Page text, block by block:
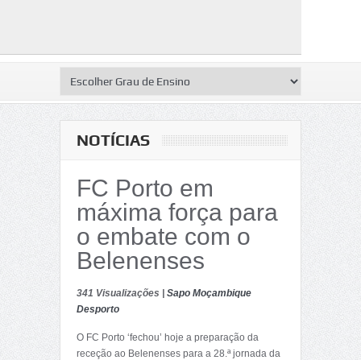
NOTÍCIAS
FC Porto em
máxima força para
o embate com o
Belenenses
341 Visualizações | Sapo Moçambique
Desporto
O FC Porto ‘fechou’ hoje a preparação da
receção ao Belenenses para a 28.ª jornada da